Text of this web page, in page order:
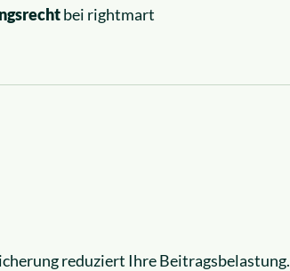
bei rightmart
reduziert Ihre Beitragsbelastung.